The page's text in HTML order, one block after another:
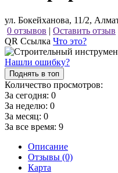
ул. Бокейханова, 11/2,
0 отзывов | Оставить отзыв
QR Ссылка Что это?
Нашли ошибку?
Поднять в топ
Количество просмотров:
За сегодня: 0
За неделю: 0
За месяц: 0
За все время: 9
Описание
Отзывы (0)
Карта